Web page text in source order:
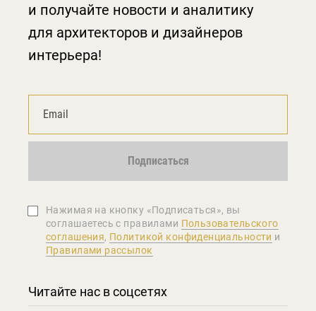
и получайте новости и аналитику
для архитекторов и дизайнеров
интерьера!
Подписаться
Нажимая на кнопку «Подписаться», вы
соглашаетеcь с правилами Пользовательского
соглашения, Политикой конфиденциальности и
Правилами рассылок
Читайте нас в соцсетях